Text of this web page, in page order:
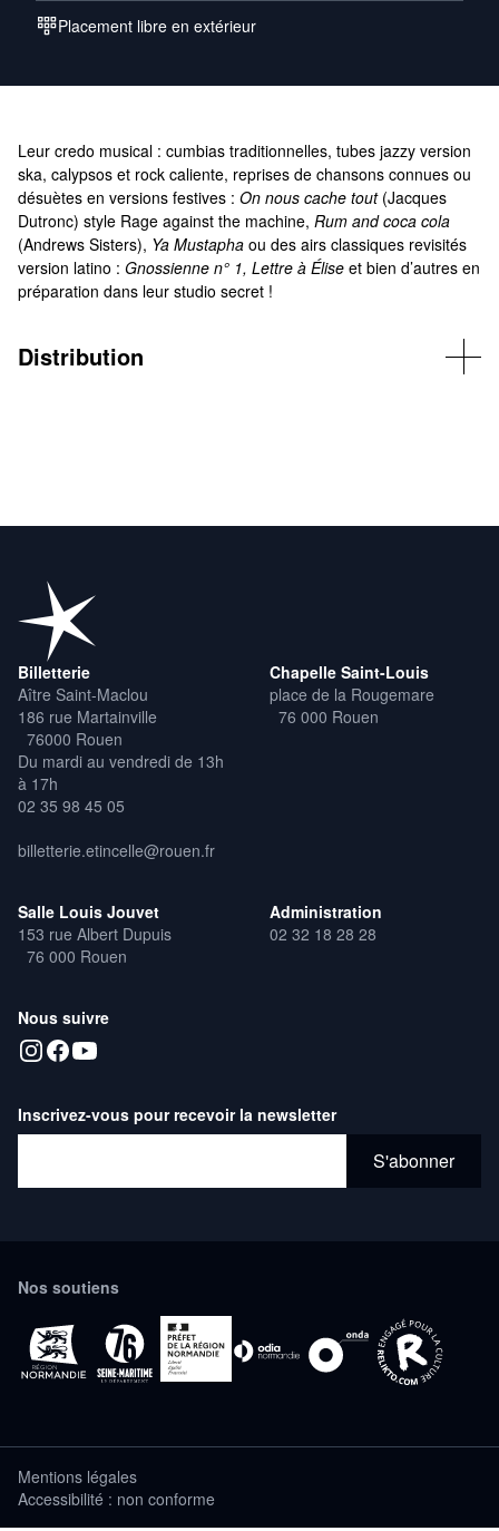
Placement libre en extérieur
Leur credo musical : cumbias traditionnelles, tubes jazzy version
ska, calypsos et rock caliente, reprises de chansons connues ou
désuètes en versions festives : On nous cache tout(Jacques
Dutronc) style Rage against the machine, Rum and coca cola
(Andrews Sisters), Ya Mustapha ou des airs classiques revisités
version latino : Gnossienne n° 1, Lettre à Élise et bien d’autres en
préparation dans leur studio secret !
Distribution
Billetterie
Aître Saint-Maclou
186 rue Martainville
76000 Rouen
Du mardi au vendredi de 13h
à 17h
02 35 98 45 05
billetterie.etincelle@rouen.fr
Chapelle Saint-Louis
place de la Rougemare
76 000 Rouen
Salle Louis Jouvet
153 rue Albert Dupuis
76 000 Rouen
Administration
02 32 18 28 28
Nous suivre
Inscrivez-vous pour recevoir la newsletter
Nos soutiens
Mentions légales
Accessibilité : non conforme